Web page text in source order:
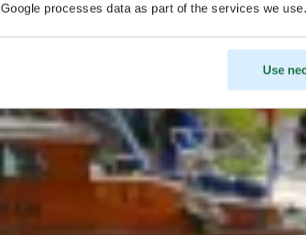
Google processes data as part of the services we
Use